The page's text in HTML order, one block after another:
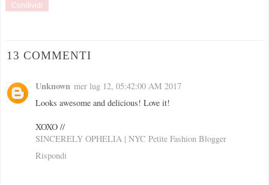
Condividi
13 COMMENTI
Unknown mer lug 12, 05:42:00 AM 2017
Looks awesome and delicious! Love it!
XOXO //
SINCERELY OPHELIA | NYC Petite Fashion Blogger
Rispondi